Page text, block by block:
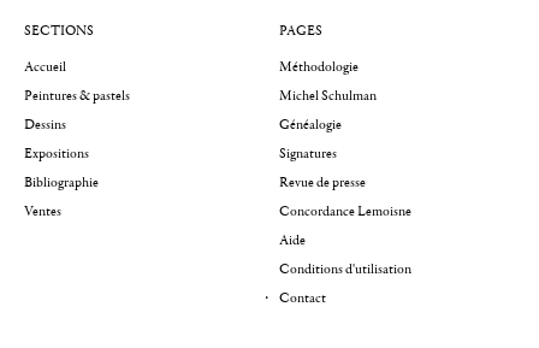
SECTIONS
Accueil
Peintures & pastels
Dessins
Expositions
Bibliographie
Ventes
PAGES
Méthodologie
Michel Schulman
Généalogie
Signatures
Revue de presse
Concordance Lemoisne
Aide
Conditions d'utilisation
Contact